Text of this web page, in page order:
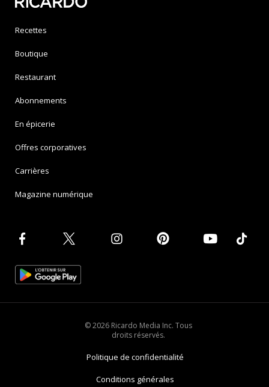
Recettes
Boutique
Restaurant
Abonnements
En épicerie
Offres corporatives
Carrières
Magazine numérique
© 2026 Ricardo Media Inc. Tous
droits réservés.
Politique de confidentialité
Conditions générales